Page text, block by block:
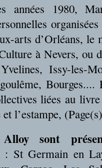
années 1980,
arts d’Orléans, le
à Nevers, ou
Issy-les-
Bourges....
liées au
l’estampe,
sont
St Germain en